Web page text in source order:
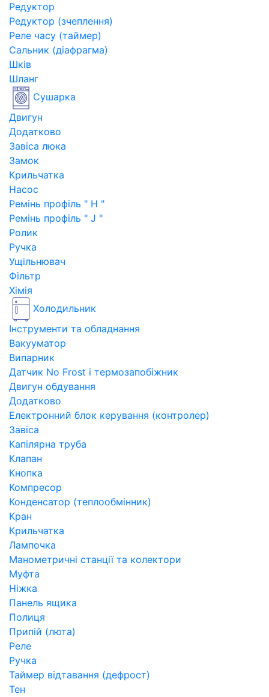
Редуктор
Редуктор (зчеплення)
Реле часу (таймер)
Сальник (діафрагма)
Шків
Шланг
Сушарка
Двигун
Додатково
Завіса люка
Замок
Крильчатка
Насос
Ремінь профіль " H "
Ремінь профіль " J "
Ролик
Ручка
Ущільнювач
Фільтр
Хімія
Холодильник
Інструменти та обладнання
Вакууматор
Випарник
Датчик No Frost і термозапобіжник
Двигун обдування
Додатково
Електронний блок керування (контролер)
Завіса
Капілярна труба
Клапан
Кнопка
Компресор
Конденсатор (теплообмінник)
Кран
Крильчатка
Лампочка
Манометричні станції та колектори
Муфта
Ніжка
Панель ящика
Полиця
Припій (люта)
Реле
Ручка
Таймер відтавання (дефрост)
Тен